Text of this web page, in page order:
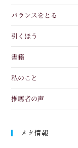
バランスをとる
引くほう
書籍
私のこと
推薦者の声
メタ情報